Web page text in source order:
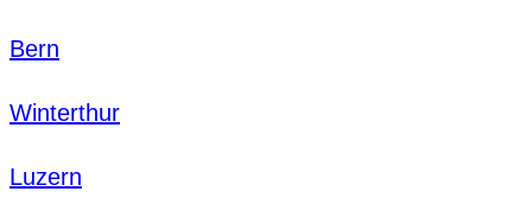
Bern
Winterthur
Luzern